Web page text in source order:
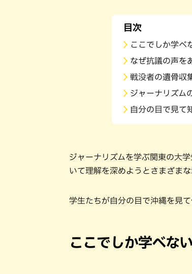
目次
ここでしか学
なぜ抗議の声を
戦没者の遺骨収
ジャーナリズム
自分の目で見て
ジャーナリズムを学ぶ関東の大
いて理解を深めようとさまざまな
学生たちが自分の目で沖縄を見
ここでしか学べな